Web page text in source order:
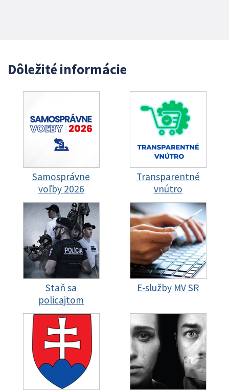
Dôležité informácie
Samosprávne
voľby 2026
Transparentné
vnútro
Staň sa
policajtom
E-služby MV SR